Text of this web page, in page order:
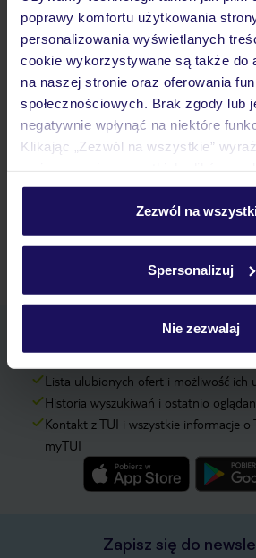
poprawy komfortu użytkowania
personalizowania wyświetlanych
cookie wykorzystywane są także do
na naszej stronie oraz oferowania
społecznościowych. Brak zgody lub
negatywnie wpłynąć na niektóre
Klikając „Zezwól na wszystkie”
personalizować swój wybór
Szczegółowe informacje o plikach
Zezwól na
Spersonalizuj
Nie zezwalaj
Okolice Innsbrucku Narty
Seefeld - Gschwandtkopf Narty
Zahmer Kaiser Narty
Hoch-
Olympiaregion Seefeld Narty
Austria
Galtuer-Paznaun
Narty
Pobierz bezpłatną aplikację TUI
Lista ulubionych ofert i możliwość ich
Historia wyszukiwań i ostatnio
Kontakt z TUI i wszystkie informacje o
myTUI
Zapisz się do